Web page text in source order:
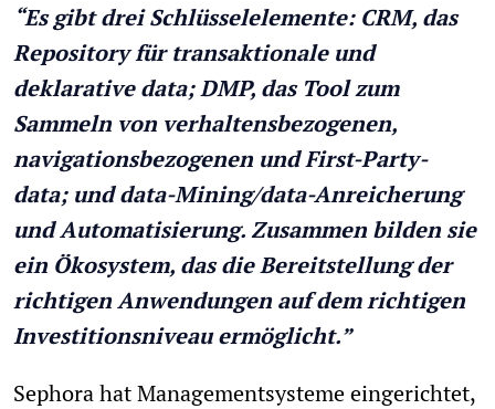
“Es gibt drei Schlüsselelemente: CRM, das
Repository für transaktionale und
deklarative data; DMP, das Tool zum
Sammeln von verhaltensbezogenen,
navigationsbezogenen und First-Party-
data; und data-Mining/data-Anreicherung
und Automatisierung. Zusammen bilden sie
ein Ökosystem, das die Bereitstellung der
richtigen Anwendungen auf dem richtigen
Investitionsniveau ermöglicht.”
Sephora hat Managementsysteme eingerichtet,